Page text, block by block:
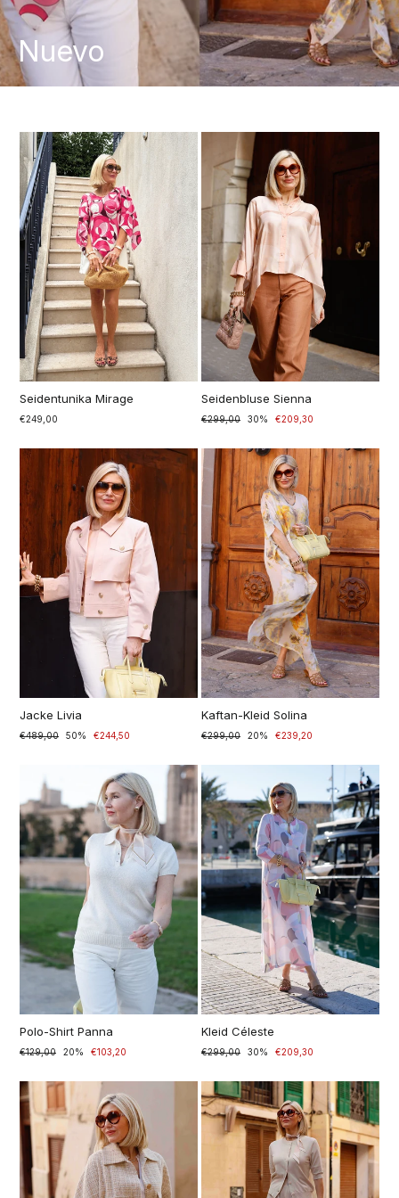
Nuevo
Seidentunika Mirage
€249,00
Seidenbluse Sienna
Prezzo
€299,00
Prezzo
30% €209,30
Jacke Livia
Prezzo
€489,00
Prezzo
50% €244,50
Kaftan-Kleid Solina
Prezzo
€299,00
Prezzo
20% €239,20
Polo-Shirt Panna
Prezzo
€129,00
Prezzo
20% €103,20
Kleid Céleste
Prezzo
€299,00
Prezzo
30% €209,30